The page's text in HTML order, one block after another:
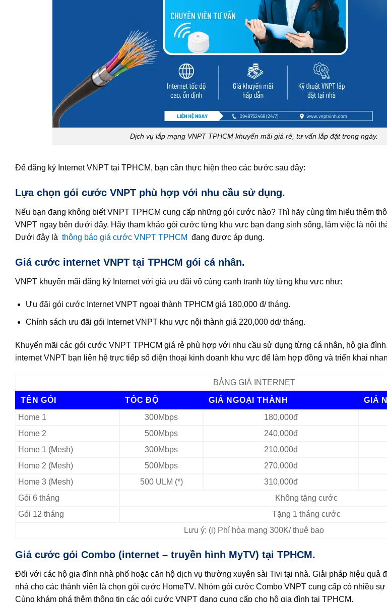
Dịch vụ lắp mạng VNPT TPHCM khuyến mãi giá rẻ, tư vấn lắp đặt trong ngày.
Để đăng ký Internet VNPT tại TPHCM, bạn cần thực hiện theo các bước sau đây:
Lựa chọn gói cước VNPT phù hợp với nhu cầu sử dụng.
Nếu bạn đang không biết VNPT TPHCM cung cấp những gói cước nào? Thì hãy cùng tìm hiểu thêm
VNPT ngay bên dưới đây. Hãy tham khảo gói cước từng khu vực bạn đang sinh sống, làm việc là nội
Dưới đây là thông báo giá cước VNPT TPHCM đang được áp dụng.
Giá cước internet VNPT tại TPHCM gói cá nhân.
VNPT khuyến mãi đăng ký Internet với giá ưu đãi vô cùng cạnh tranh tùy từng khu vực như:
Ưu đãi gói cước Internet VNPT ngoại thành TPHCM giá 180,000 đ/ tháng.
Chính sách ưu đãi gói Internet VNPT khu vực nội thành giá 220,000 dd/ tháng.
Khuyến mãi các gói cước VNPT TPHCM giá rẻ phù hợp với nhu cầu sử dụng từng cá nhân, hộ gia
internet VNPT bạn liên hệ trực tiếp số điện thoại kinh doanh khu vực để làm hợp đồng và triển khai
BẢNG GIÁ INTERNET
TÊN GÓI TỐC ĐỘ GIÁ NGOẠI THÀNH
GIÁ
Home 1
300Mbps 180,000đ
Home 2
500Mbps 240,000đ
Home 1 (Mesh)
300Mbps 210,000đ
Home 2 (Mesh)
500Mbps 270,000đ
Home 3 (Mesh)
500 ULM (*) 310,000đ
Gói 6 tháng
Không tặng cước
Gói 12 tháng
Tặng 1 tháng cước
Lưu ý: (i) Phí hòa mạng 300K/ thuê bao
Giá cước gói Combo (internet – truyền hình MyTV) tại TPHCM.
Đối với các hộ gia đình nhà phố hoặc căn hộ dịch vụ thường xuyên sài Tivi tại nhà. Giải pháp hiệu quả
nhà cho các thành viên là chọn gói cước HomeTV. Nhóm gói cước Combo VNPT cung cấp có nhiều
Cùng khám phá thêm thông tin các gói cước VNPT đang cung cấp cho hộ gia đình tại TPHCM.